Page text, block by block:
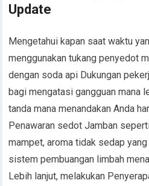
Update
Mengetahui kapan saat waktu
menggunakan tukang penyedot
dengan soda api Dukungan
bagi mengatasi gangguan mana
tanda mana menandakan Anda
Penawaran sedot Jamban
mampet, aroma tidak sedap
sistem pembuangan limbah
Lebih lanjut, melakukan